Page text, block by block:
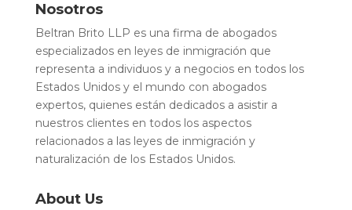
Nosotros
Beltran Brito LLP es una firma de abogados
especializados en leyes de inmigración que
representa a individuos y a negocios en todos los
Estados Unidos y el mundo con abogados
expertos, quienes están dedicados a asistir a
nuestros clientes en todos los aspectos
relacionados a las leyes de inmigración y
naturalización de los Estados Unidos.
About Us